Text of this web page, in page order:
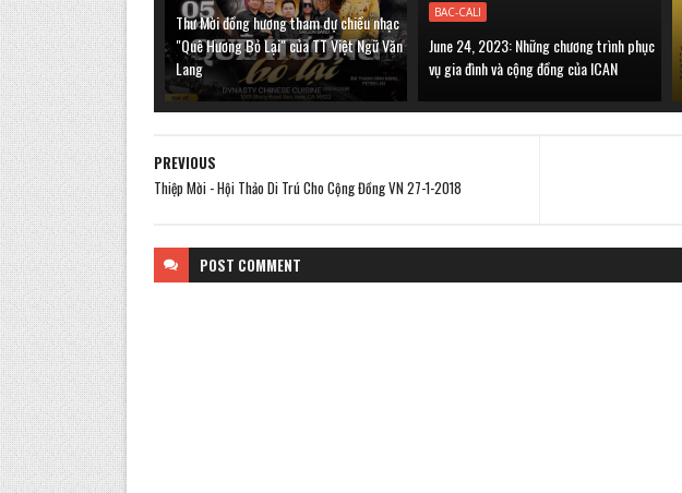
Thư Mời đồng hương tham dự chiều nhạc
"Quê Hương Bỏ Lại" của TT Việt Ngữ Văn
Lang
BAC-CALI
June 24, 2023: Những chương trình phục
vụ gia đình và cộng đồng của ICAN
PREVIOUS
Thiệp Mời - Hội Thảo Di Trú Cho Cộng Đồng VN 27-1-2018
POST COMMENT